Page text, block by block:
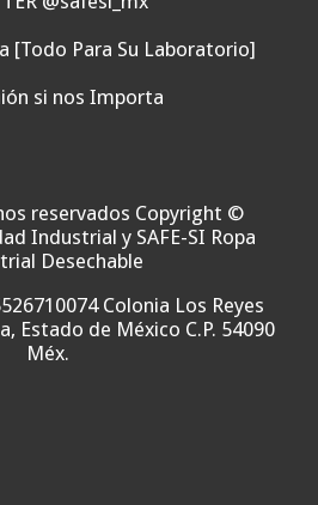
[Todo Para Su Laboratorio]
si nos Importa
reservados Copyright ©
Industrial y SAFE-SI Ropa
Desechable
Colonia Los Reyes
Estado de México C.P. 54090
Méx.